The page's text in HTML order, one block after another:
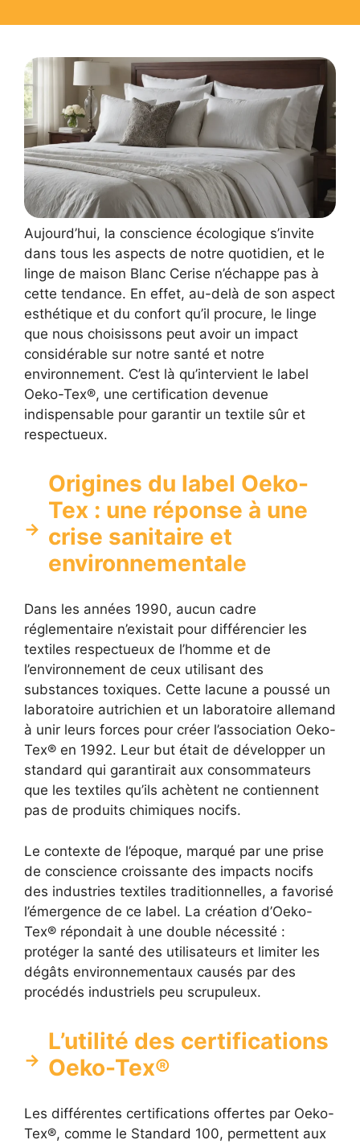
Aujourd’hui, la conscience écologique s’invite
dans tous les aspects de notre quotidien, et le
linge de maison Blanc Cerise n’échappe pas à
cette tendance. En effet, au-delà de son aspect
esthétique et du confort qu’il procure, le linge
que nous choisissons peut avoir un impact
considérable sur notre santé et notre
environnement. C’est là qu’intervient le label
Oeko-Tex®, une certification devenue
indispensable pour garantir un textile sûr et
respectueux.
Origines du label Oeko-
Tex : une réponse à une
crise sanitaire et
environnementale
Dans les années 1990, aucun cadre
réglementaire n’existait pour différencier les
textiles respectueux de l’homme et de
l’environnement de ceux utilisant des
substances toxiques. Cette lacune a poussé un
laboratoire autrichien et un laboratoire allemand
à unir leurs forces pour créer l’association Oeko-
Tex® en 1992. Leur but était de développer un
standard qui garantirait aux consommateurs
que les textiles qu’ils achètent ne contiennent
pas de produits chimiques nocifs.
Le contexte de l’époque, marqué par une prise
de conscience croissante des impacts nocifs
des industries textiles traditionnelles, a favorisé
l’émergence de ce label. La création d’Oeko-
Tex® répondait à une double nécessité :
protéger la santé des utilisateurs et limiter les
dégâts environnementaux causés par des
procédés industriels peu scrupuleux.
L’utilité des certifications
Oeko-Tex®
Les différentes certifications offertes par Oeko-
Tex®, comme le Standard 100, permettent aux